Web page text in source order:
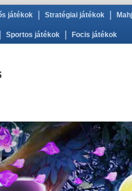
játékok Stratégiai játékok
Sportos játékok Focis játékok